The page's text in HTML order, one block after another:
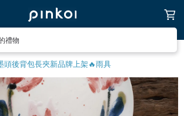
禮物
頭後背包長夾新品牌上架🔥雨具